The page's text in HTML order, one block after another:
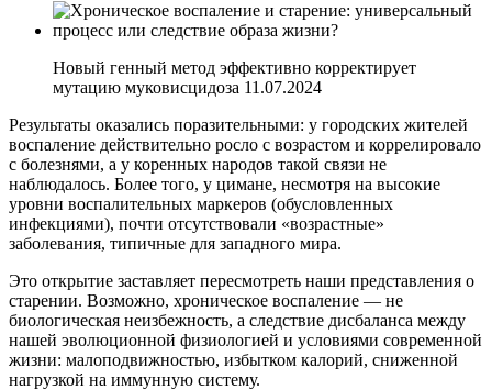
Новый генный метод эффективно корректирует
мутацию муковисцидоза 11.07.2024
Результаты оказались поразительными: у городских жителей
воспаление действительно росло с возрастом и коррелировало
с болезнями, а у коренных народов такой связи не
наблюдалось. Более того, у цимане, несмотря на высокие
уровни воспалительных маркеров (обусловленных
инфекциями), почти отсутствовали «возрастные»
заболевания, типичные для западного мира.
Это открытие заставляет пересмотреть наши представления о
старении. Возможно, хроническое воспаление — не
биологическая неизбежность, а следствие дисбаланса между
нашей эволюционной физиологией и условиями современной
жизни: малоподвижностью, избытком калорий, сниженной
нагрузкой на иммунную систему.